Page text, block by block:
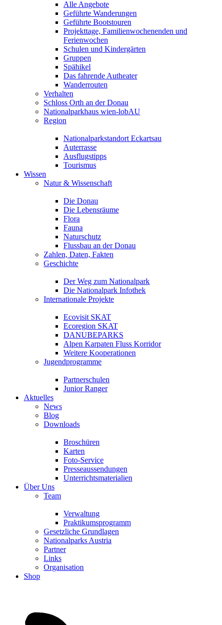
Alle Angebote
Geführte Wanderungen
Geführte Bootstouren
Projekttage, Familienwochenenden und
Ferienwochen
Schulen und Kindergärten
Gruppen
Spähikel
Das fahrende Autheater
Wanderrouten
Verhalten
Schloss Orth an der Donau
Nationalparkhaus wien-lobAU
Region
Nationalparkstandort Eckartsau
Auterrasse
Ausflugstipps
Tourismus
Wissen
Natur & Wissenschaft
Die Donau
Die Lebensräume
Flora
Fauna
Naturschutz
Flussbau an der Donau
Zahlen, Daten, Fakten
Geschichte
Der Weg zum Nationalpark
Die Nationalpark Infothek
Internationale Projekte
Ecovisit SKAT
Ecoregion SKAT
DANUBEPARKS
Alpen Karpaten Fluss Korridor
Weitere Kooperationen
Jugendprogramme
Partnerschulen
Junior Ranger
Aktuelles
News
Blog
Downloads
Broschüren
Karten
Foto-Service
Presseaussendungen
Unterrichtsmaterialien
Über Uns
Team
Verwaltung
Praktikumsprogramm
Gesetzliche Grundlagen
Nationalparks Austria
Partner
Links
Organisation
Shop